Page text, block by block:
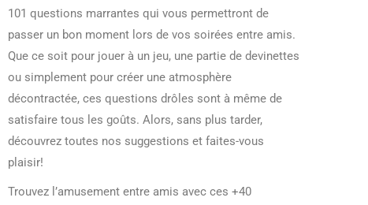
101 questions marrantes qui vous permettront de
passer un bon moment lors de vos soirées entre amis.
Que ce soit pour jouer à un jeu, une partie de devinettes
ou simplement pour créer une atmosphère
décontractée, ces questions drôles sont à même de
satisfaire tous les goûts. Alors, sans plus tarder,
découvrez toutes nos suggestions et faites-vous
plaisir!
Trouvez l’amusement entre amis avec ces +40